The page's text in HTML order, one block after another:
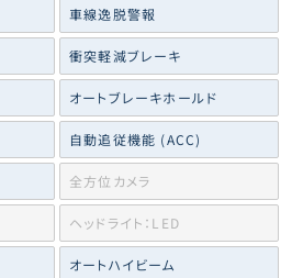
車線逸脱警報
衝突軽減ブレーキ
オートブレーキホールド
自動追従機能 (ACC)
全方位カメラ
ヘッドライト：LED
オートハイビーム